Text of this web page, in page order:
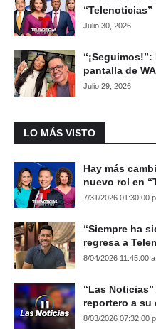
“Telenoticias”
Julio 30, 2026
pantalla de
Julio 29, 2026
LO MÁS VISTO
Hay más
nuevo rol en
7/31/2026 01:30:00
“Siempre ha
regresa a
8/04/2026 11:45:00
“Las
reportero a su
8/03/2026 07:32:00